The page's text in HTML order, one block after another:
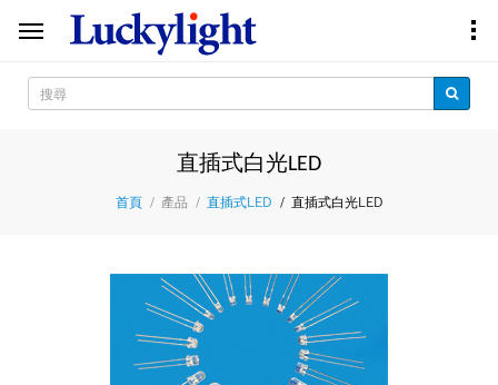
直插式白光LED
首頁 產品 直插式LED 直插式白光LED